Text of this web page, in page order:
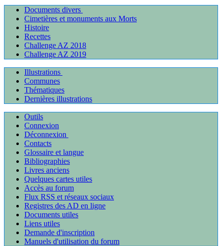
Documents divers
Cimetières et monuments aux Morts
Histoire
Recettes
Challenge AZ 2018
Challenge AZ 2019
Illustrations
Communes
Thématiques
Dernières illustrations
Outils
Connexion
Déconnexion
Contacts
Glossaire et langue
Bibliographies
Livres anciens
Quelques cartes utiles
Accès au forum
Flux RSS et réseaux sociaux
Registres des AD en ligne
Documents utiles
Liens utiles
Demande d'inscription
Manuels d'utilisation du forum